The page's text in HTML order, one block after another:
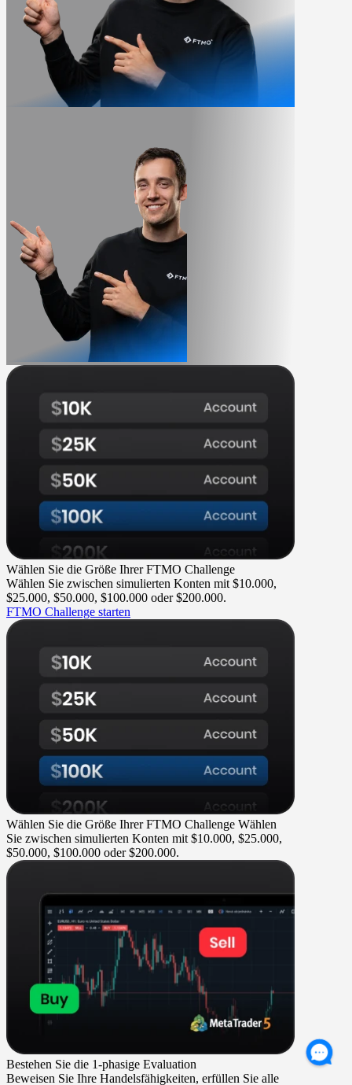
Wählen Sie die Größe Ihrer FTMO Challenge
Wählen Sie zwischen simulierten Konten mit $10.000,
$25.000, $50.000, $100.000 oder $200.000.
FTMO Challenge starten
Wählen Sie die Größe Ihrer FTMO Challenge Wählen
Sie zwischen simulierten Konten mit $10.000, $25.000,
$50.000, $100.000 oder $200.000.
Bestehen Sie die 1-phasige Evaluation
Beweisen Sie Ihre Handelsfähigkeiten, erfüllen Sie alle